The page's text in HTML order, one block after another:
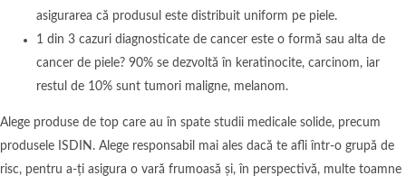
asigurarea că produsul este distribuit uniform pe piele.
1 din 3 cazuri diagnosticate de cancer este o formă sau alta de
cancer de piele? 90% se dezvoltă în keratinocite, carcinom, iar
restul de 10% sunt tumori maligne, melanom.
Alege produse de top care au în spate studii medicale solide, precum
produsele ISDIN. Alege responsabil mai ales dacă te afli într-o grupă de
risc, pentru a-ți asigura o vară frumoasă și, în perspectivă, multe toamne